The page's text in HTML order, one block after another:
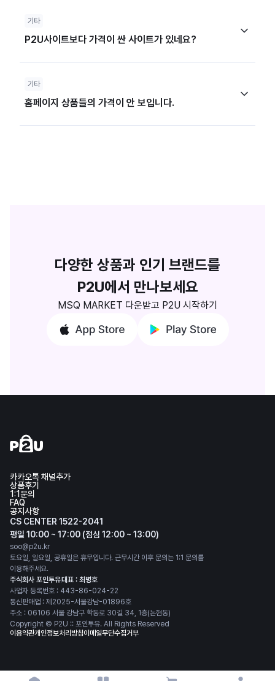
카카오톡 채널추가
상품후기
1:1문의
FAQ
공지사항
CS CENTER 1522-2041
평일 10:00 ~ 17:00 (점심 12:00 ~ 13:00)
soo@p2u.kr
토요일, 일요일, 공휴일은 휴무입니다. 근무시간 이후 문의는 1:1 문의를
이용해주세요.
주식회사 포인투유대표 : 최병호
사업자 등록번호 : 443-86-024-22
통신판매업 : 제2025-서울강남-01896호
주소 : 06106 서울 강남구 학동로 30길 34, 1층(논현동)
Copyright © P2U :: 포인투유. All Rights Reserved
이용약관개인정보처리방침이메일무단수집거부